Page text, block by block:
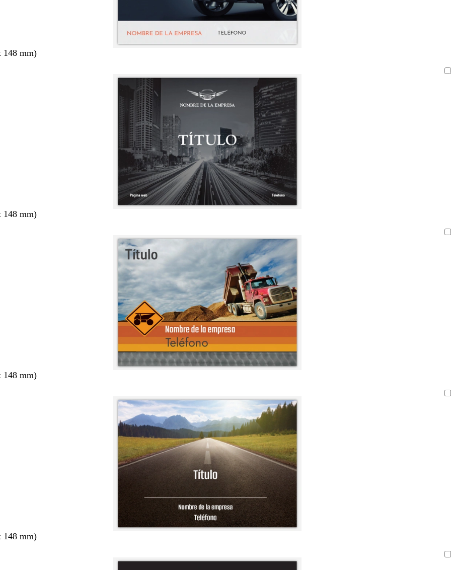
148 mm)
148 mm)
148 mm)
148 mm)